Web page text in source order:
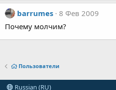
barrumes 8 Фев 2009
Почему молчим?
Пользователи
Russian (RU)